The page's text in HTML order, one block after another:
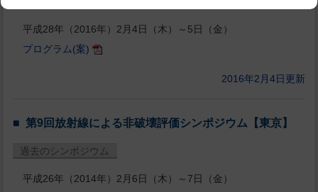
平成28年（2016年）2月4日（木）～5日（金）
プログラム(案)
2016年2月4日更新
第9回放射線による非破壊評価シンポジウム【東京】
過去のシンポジウム
平成26年（2014年）2月6日（木）～7日（金）